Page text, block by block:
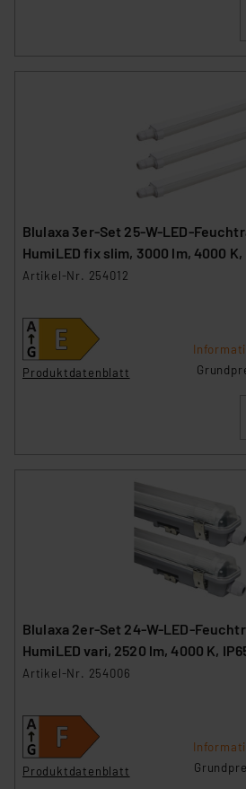
Blulaxa 3er-Set 25-W-LED-
HumiLED fix slim, 3000 lm, 4000 K,
Artikel-Nr. 254012
Produktdatenblatt
Blulaxa 2er-Set 24-W-LED-
HumiLED vari, 2520 lm, 4000 K,
Artikel-Nr. 254006
Produktdatenblatt